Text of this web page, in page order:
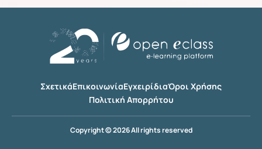
ΣχετικάΕπικοινωνίαΕγχειρίδιαΌροι Χρήσης
Πολιτική Απορρήτου
Copyright © 2026 All rights reserved